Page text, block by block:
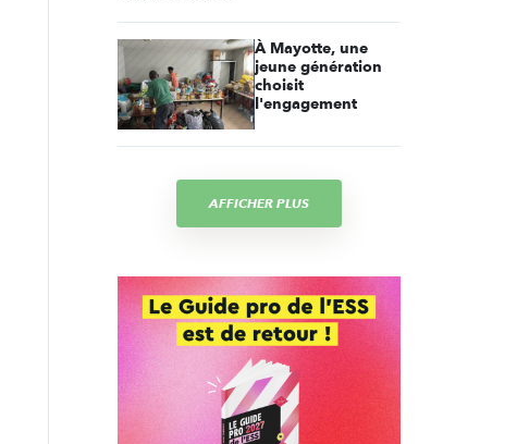
À Mayotte, une
jeune génération
choisit
l'engagement
AFFICHER PLUS